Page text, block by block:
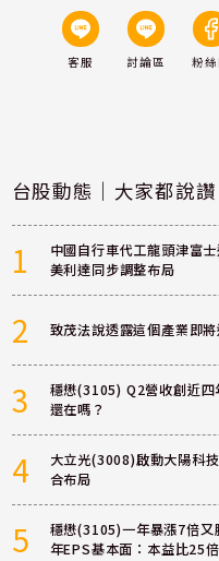
客服 討論區 粉
台股動態｜大家都說讚
1
中國自行車代工龍頭津富
美利達同步調整布局
2 致茂法說透露這個產業即
3
穩懋(3105) Q2營收創近四
還在嗎？
4
大立光(3008)啟動大陽科
合布局
5
穩懋(3105)一年暴漲7倍又
年EPS基本面：本益比25